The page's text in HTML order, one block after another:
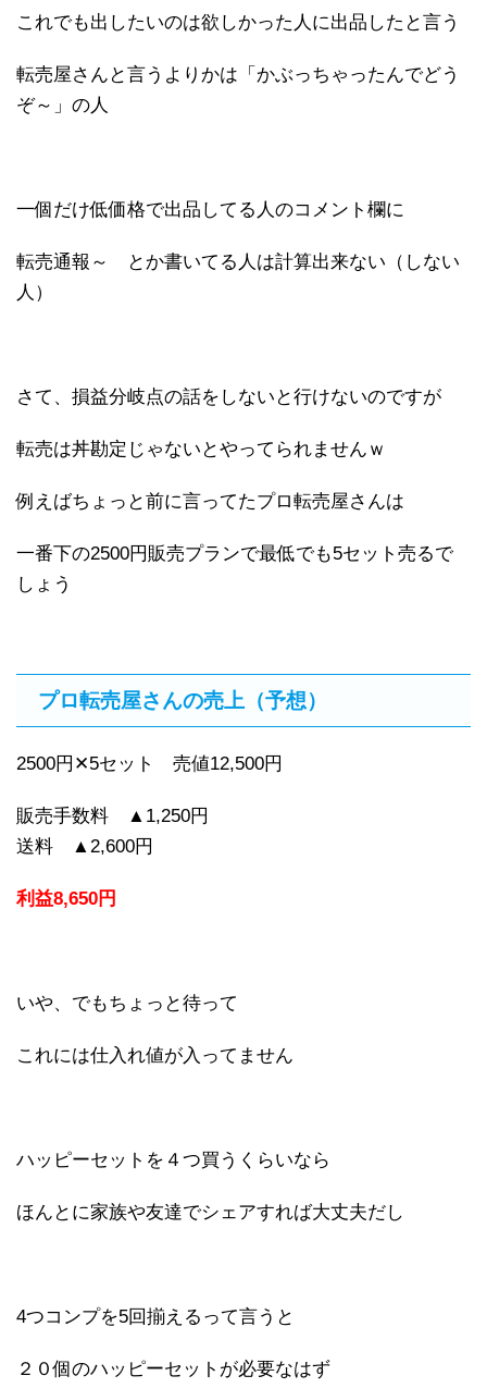
これでも出したいのは欲しかった人に出品したと言う
転売屋さんと言うよりかは「かぶっちゃったんでどう
ぞ～」の人
一個だけ低価格で出品してる人のコメント欄に
転売通報～ とか書いてる人は計算出来ない（しない
人）
さて、損益分岐点の話をしないと行けないのですが
転売は丼勘定じゃないとやってられませんｗ
例えばちょっと前に言ってたプロ転売屋さんは
一番下の2500円販売プランで最低でも5セット売るで
しょう
プロ転売屋さんの売上（予想）
2500円✕5セット 売値12,500円
販売手数料 ▲1,250円
送料 ▲2,600円
利益8,650円
いや、でもちょっと待って
これには仕入れ値が入ってません
ハッピーセットを４つ買うくらいなら
ほんとに家族や友達でシェアすれば大丈夫だし
4つコンプを5回揃えるって言うと
２０個のハッピーセットが必要なはず